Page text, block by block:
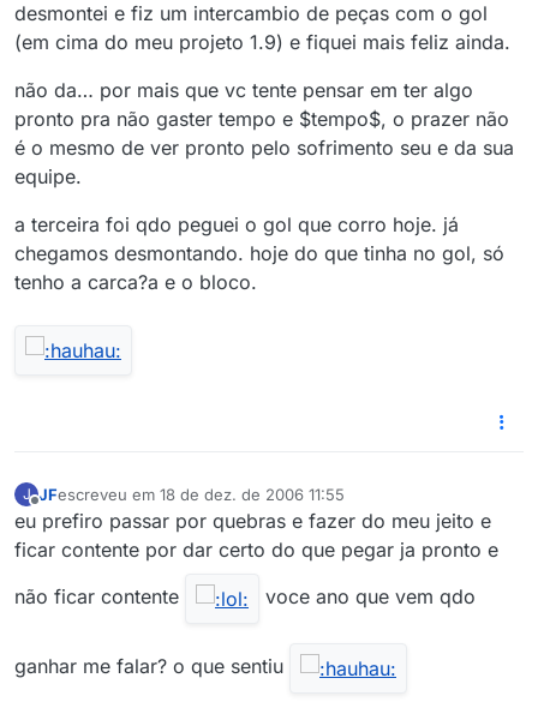
desmontei e fiz um intercambio de peças com o gol
(em cima do meu projeto 1.9) e fiquei mais feliz ainda.
não da… por mais que vc tente pensar em ter algo
pronto pra não gaster tempo e $tempo$, o prazer não
é o mesmo de ver pronto pelo sofrimento seu e da sua
equipe.
a terceira foi qdo peguei o gol que corro hoje. já
chegamos desmontando. hoje do que tinha no gol, só
tenho a carca?a e o bloco.
J
Offline
JFescreveu em 18 de dez. de 2006 11:55
última edição por
eu prefiro passar por quebras e fazer do meu jeito e
ficar contente por dar certo do que pegar ja pronto e
não ficar contente
voce ano que vem qdo
ganhar me falar? o que sentiu